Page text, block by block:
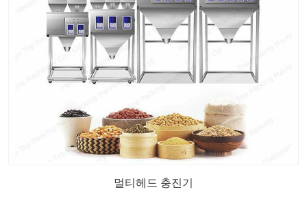
멀티헤드 충진기